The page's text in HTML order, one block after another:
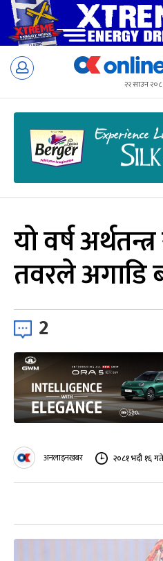
Skip
२२ साउन
यो वर्ष
तवरले अगाडि
2
अनलाइनखबर २०८१ भदौ १६